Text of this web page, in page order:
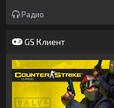
Радио
GS Клиент